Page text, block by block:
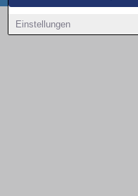
Einstellungen
Copyright © 2000 - 2026 | 1A